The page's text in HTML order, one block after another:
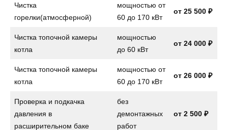
Чистка
горелки(атмосферной)
мощностью от
60 до 170 кВт
от 25 500 ₽
Чистка топочной камеры
котла
мощностью
до 60 кВт
от 24 000 ₽
Чистка топочной камеры
котла
мощностью от
60 до 170 кВт
от 26 000 ₽
Проверка и подкачка
давления в
расширительном баке
без
демонтажных
работ
от 2 500 ₽